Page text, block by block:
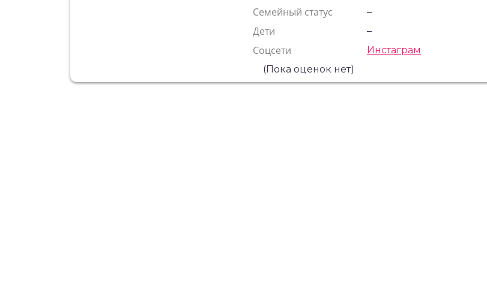
Семейный статус –
Дети –
Соцсети
Инстаграм
(Пока оценок нет)